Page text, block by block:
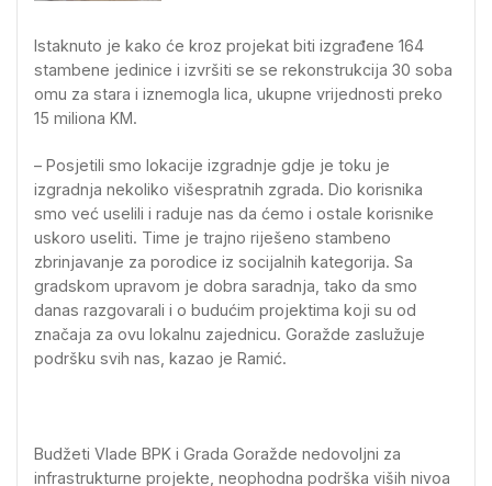
Istaknuto je kako će kroz projekat biti izgrađene 164
stambene jedinice i izvršiti se se rekonstrukcija 30 soba
omu za stara i iznemogla lica, ukupne vrijednosti preko
15 miliona KM.
– Posjetili smo lokacije izgradnje gdje je toku je
izgradnja nekoliko višespratnih zgrada. Dio korisnika
smo već uselili i raduje nas da ćemo i ostale korisnike
uskoro useliti. Time je trajno riješeno stambeno
zbrinjavanje za porodice iz socijalnih kategorija. Sa
gradskom upravom je dobra saradnja, tako da smo
danas razgovarali i o budućim projektima koji su od
značaja za ovu lokalnu zajednicu. Goražde zaslužuje
podršku svih nas, kazao je Ramić.
Budžeti Vlade BPK i Grada Goražde nedovoljni za
infrastrukturne projekte, neophodna podrška viših nivoa